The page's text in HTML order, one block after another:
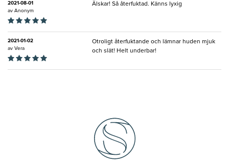
2021-08-01
av Anonym
Älskar! Så återfuktad. Känns lyxig
2021-01-02
av Vera
Otroligt återfuktande och lämnar huden mjuk
och slät! Helt underbar!